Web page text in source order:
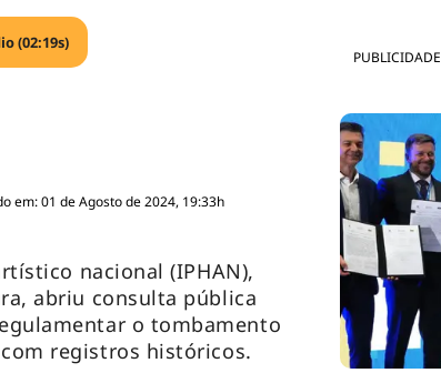
PUBLICIDADE
(02:19s)
em: 01 de Agosto de 2024, 19:33h
nacional (IPHAN),
abriu consulta pública
o tombamento
registros históricos.